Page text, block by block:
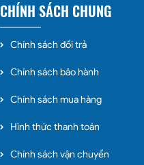
CHÍNH SÁCH CHUNG
Chính sách đổi trả
Chính sách bảo hành
Chính sách mua hàng
Hình thức thanh toán
Chính sách vận chuyển